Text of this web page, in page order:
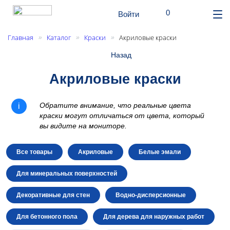
Войти Корзина
0шт.
Главная » Каталог » Краски » Акриловые краски
Назад
Акриловые краски
Обратите внимание, что реальные цвета
краски могут отличаться от цвета, который
вы видите на мониторе.
Все товары Акриловые Белые эмали
Для минеральных поверхностей
Декоративные для стен Водно-дисперсионные
Для бетонного пола Для дерева для наружных работ